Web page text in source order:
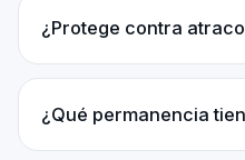
¿Protege contra
¿Qué permanencia